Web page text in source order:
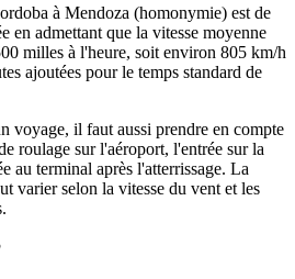
à Mendoza (homonymie) est de
en admettant que la vitesse moyenne
milles à l'heure, soit environ 805 km/h
ajoutées pour le temps standard de
voyage, il faut aussi prendre en compte
roulage sur l'aéroport, l'entrée sur la
au terminal après l'atterrissage. La
varier selon la vitesse du vent et les